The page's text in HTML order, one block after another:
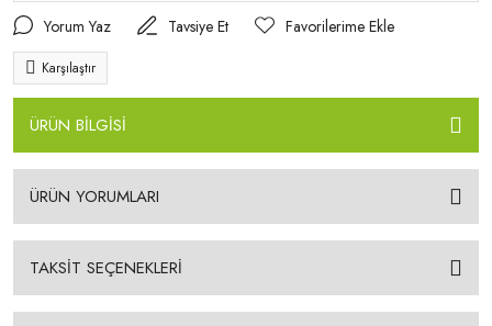
Yorum Yaz Tavsiye Et
Karşılaştır
ÜRÜN BİLGİSİ
ÜRÜN YORUMLARI
TAKSİT SEÇENEKLERİ